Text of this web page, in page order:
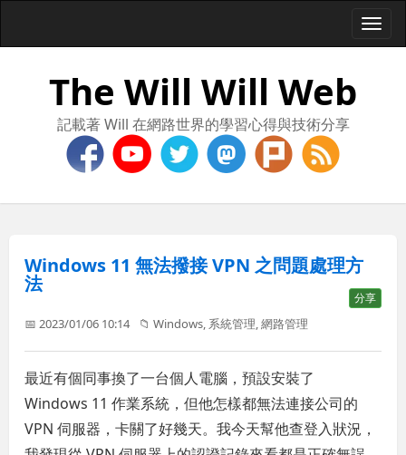
The Will Will Web
記載著 Will 在網路世界的學習心得與技術分享
Windows 11 無法撥接 VPN 之問題處理方
法
分享
📅 2023/01/06 10:14 📁Windows 系統管理 ,網路管理
最近有個同事換了一台個人電腦，預設安裝了
Windows 11 作業系統，但他怎樣都無法連接公司的
VPN 伺服器，卡關了好幾天。我今天幫他查登入狀況，